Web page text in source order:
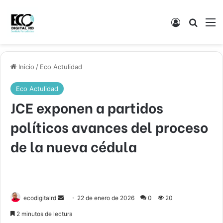
Acceso
Inicio / Eco Actulidad
Eco Actulidad
JCE exponen a partidos
políticos avances del proceso
de la nueva cédula
ecodigitalrd
Send 22 de enero de 2026 0 20
2 minutos de lectura